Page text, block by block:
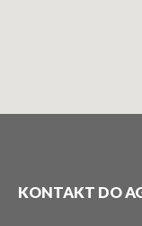
KONTAKT DO